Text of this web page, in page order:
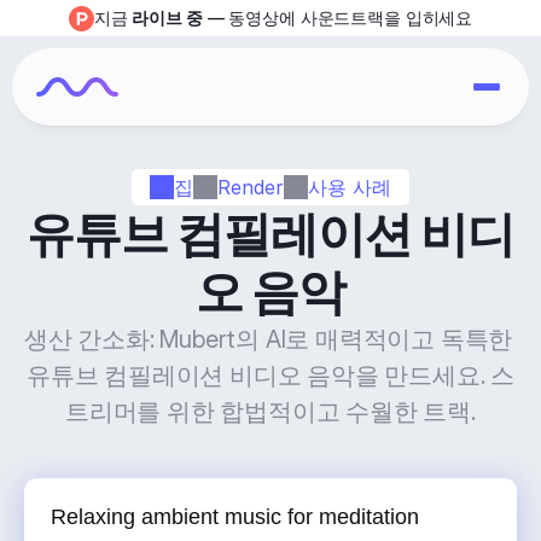
집 Render 사용 사례
유튜브 컴필레이션 비디
오 음악
생산 간소화: Mubert의 AI로 매력적이고 독특한
유튜브 컴필레이션 비디오 음악을 만드세요. 스
트리머를 위한 합법적이고 수월한 트랙.
지금 라이브 중 — 동영상에 사운드트랙을 입히세요